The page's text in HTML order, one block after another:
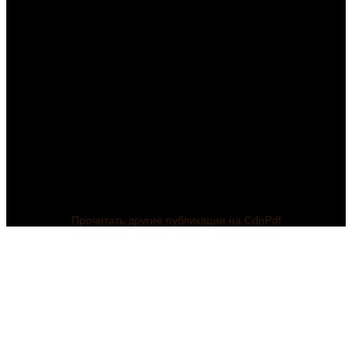
Прочитать другие публикации на CdnPdf